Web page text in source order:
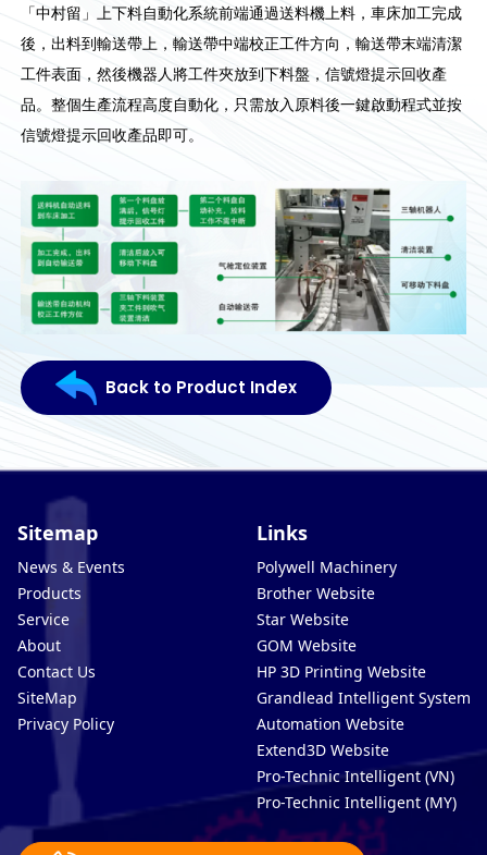
「中村留」上下料自動化系統前端通過送料機上料，車床加工完成
後，出料到輸送帶上，輸送帶中端校正工件方向，輸送帶末端清潔
工件表面，然後機器人將工件夾放到下料盤，信號燈提示回收產
品。整個生產流程高度自動化，只需放入原料後一鍵啟動程式並按
信號燈提示回收產品即可。
Back to Product Index
Sitemap
News & Events
Products
Service
About
Contact Us
SiteMap
Privacy Policy
Links
Polywell Machinery
Brother Website
Star Website
GOM Website
HP 3D Printing Website
Grandlead Intelligent Systems
Automation Website
Extend3D Website
Pro-Technic Intelligent (VN)
Pro-Technic Intelligent (MY)